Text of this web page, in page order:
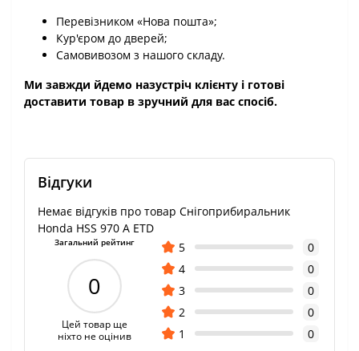
Перевізником «Нова пошта»;
Кур'єром до дверей;
Самовивозом з нашого складу.
Ми завжди йдемо назустріч клієнту і готові
доставити товар в зручний для вас спосіб.
Відгуки
Немає відгуків про товар Снігоприбиральник
Honda HSS 970 A ETD
Загальний рейтинг
0
Цей товар ще
ніхто не оцінив
5
0
4
0
3
0
2
0
1
0